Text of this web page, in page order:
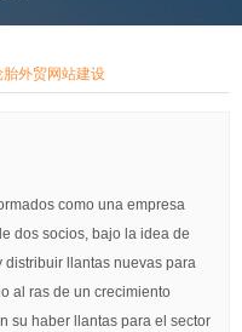
胎外贸网站建设
como una empresa
dos socios, bajo la idea de
distribuir llantas nuevas para
al ras de un crecimiento
su haber llantas para el sector